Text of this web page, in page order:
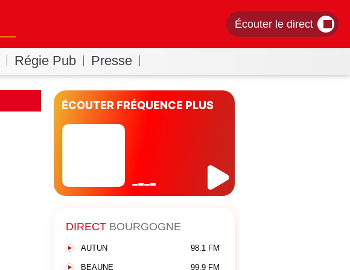
Écouter le direct
Régie Pub Presse
ÉCOUTER FRÉQUENCE PLUS
DIRECTBOURGOGNE
AUTUN 98.1 FM
BEAUNE 99.9 FM